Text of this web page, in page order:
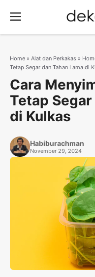
Menu
Home » Alat dan Perkakas »
Tetap Segar dan Tahan Lama di
Cara
Tetap Segar
di Kulkas
Habiburachman
November 29, 2024